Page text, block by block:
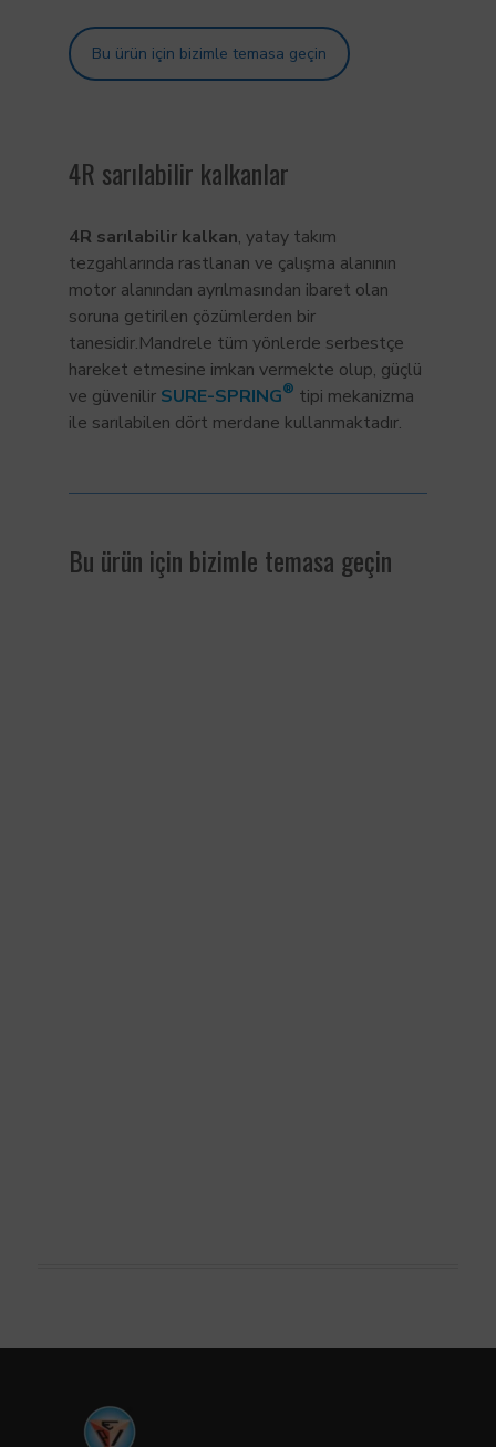
Bu ürün için bizimle temasa geçin
4R sarılabilir kalkanlar
4R sarılabilir kalkan, yatay takım
tezgahlarında rastlanan ve çalışma alanının
motor alanından ayrılmasından ibaret olan
soruna getirilen çözümlerden bir
tanesidir.Mandrele tüm yönlerde serbestçe
hareket etmesine imkan vermekte olup, güçlü
ve güvenilir SURE-SPRING® tipi mekanizma
ile sarılabilen dört merdane kullanmaktadır.
Bu ürün için bizimle temasa geçin